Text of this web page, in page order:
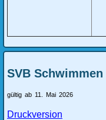
SVB
gültig ab 11. Mai 2026
Druckversion